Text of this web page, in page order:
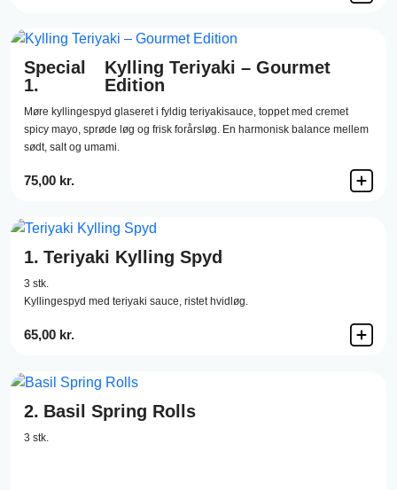
Special
1.
Kylling Teriyaki – Gourmet
Edition
Møre kyllingespyd glaseret i fyldig teriyakisauce, toppet med cremet
spicy mayo, sprøde løg og frisk forårsløg. En harmonisk balance mellem
sødt, salt og umami.
75,00 kr.
1. Teriyaki Kylling Spyd
3 stk.
Kyllingespyd med teriyaki sauce, ristet hvidløg.
65,00 kr.
2. Basil Spring Rolls
3 stk.